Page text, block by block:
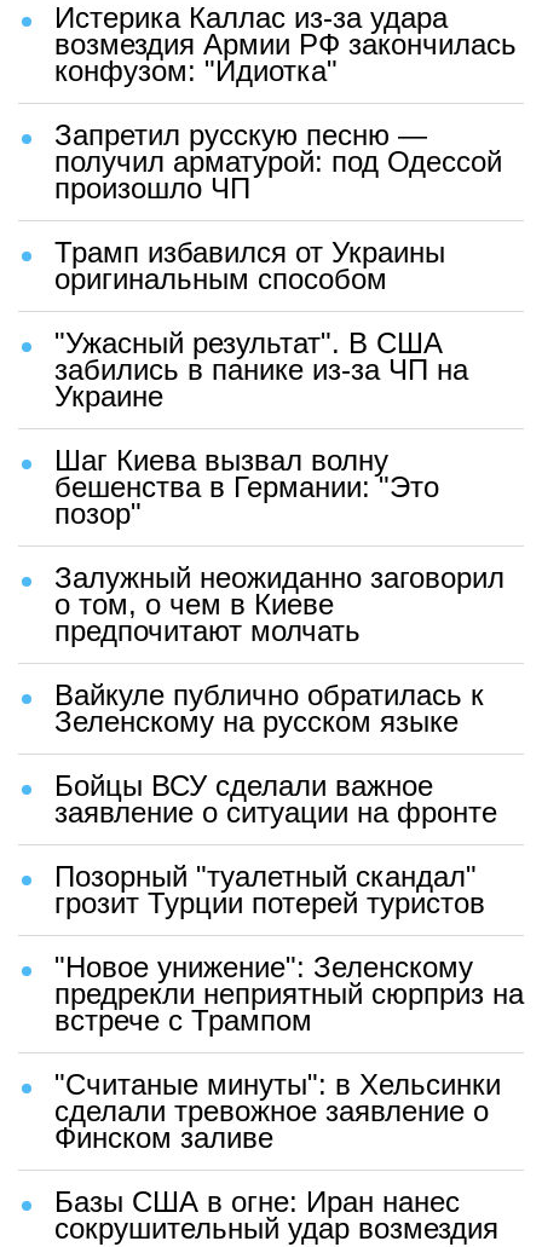
Истерика Каллас из-за удара
возмездия Армии РФ закончилась
конфузом: "Идиотка"
Запретил русскую песню —
получил арматурой: под Одессой
произошло ЧП
Трамп избавился от Украины
оригинальным способом
"Ужасный результат". В США
забились в панике из-за ЧП на
Украине
Шаг Киева вызвал волну
бешенства в Германии: "Это
позор"
Залужный неожиданно заговорил
о том, о чем в Киеве
предпочитают молчать
Вайкуле публично обратилась к
Зеленскому на русском языке
Бойцы ВСУ сделали важное
заявление о ситуации на фронте
Позорный "туалетный скандал"
грозит Турции потерей туристов
"Новое унижение": Зеленскому
предрекли неприятный сюрприз на
встрече с Трампом
"Считаные минуты": в Хельсинки
сделали тревожное заявление о
Финском заливе
Базы США в огне: Иран нанес
сокрушительный удар возмездия